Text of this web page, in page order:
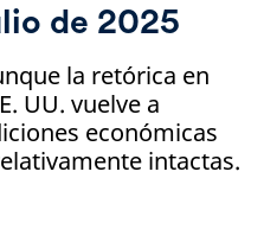
de 2025
la retórica en
UU. vuelve a
económicas
intactas.